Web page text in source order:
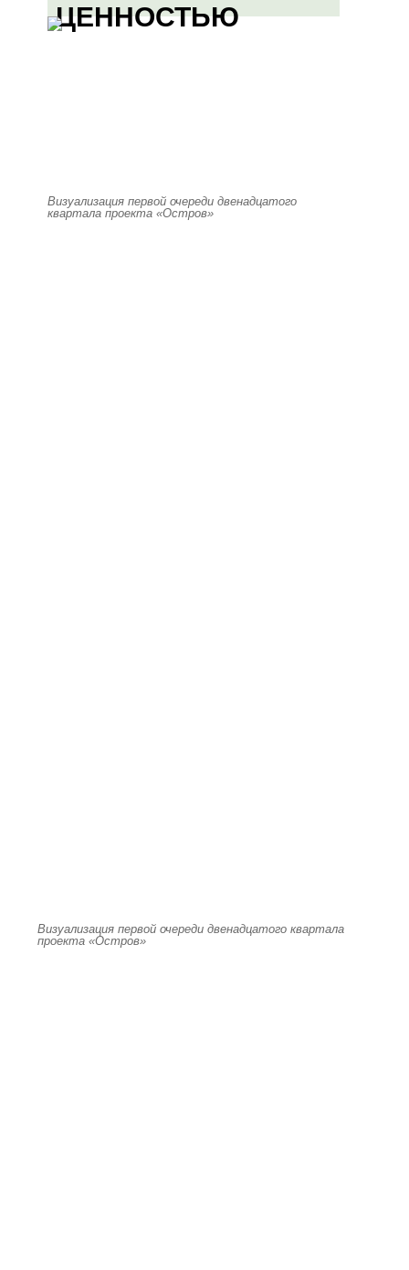
ЦЕННОСТЬЮ
Визуализация первой очереди двенадцатого
квартала проекта «Остров»
Визуализация первой очереди двенадцатого квартала
проекта «Остров»